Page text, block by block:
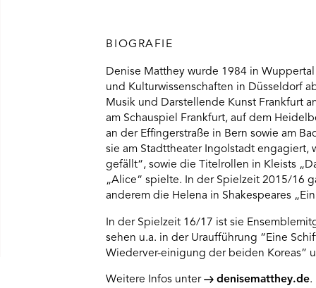
BIOGRAFIE
Denise Matthey wurde 1984 in
und Kulturwissenschaften in Düsseldorf
Musik und Darstellende Kunst Frankfurt
am Schauspiel Frankfurt, auf dem
an der Effingerstraße in Bern sowie am
sie am Stadttheater Ingolstadt engagiert,
gefällt“, sowie die Titelrollen in Kleists
„Alice“ spielte. In der Spielzeit 2015/16
anderem die Helena in Shakespeares
In der Spielzeit 16/17 ist sie
sehen u.a. in der Uraufführung “Eine
Wiederver-einigung der beiden Koreas”
Weitere Infos unter denisematthey.de.